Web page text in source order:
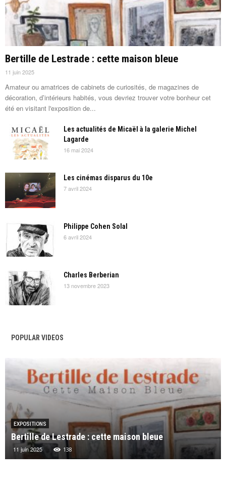
Bertille de Lestrade : cette maison bleue
11 juin 2025
Amateur ou amatrices de cabinets de curiosités, de magazines de
décoration, d’intérieurs habités, vous devriez trouver votre bonheur cet
été en visitant l'exposition de...
Les actualités de Micaël à la galerie Michel
Lagarde
16 mai 2024
Les cinémas disparus du 10e
7 avril 2024
Philippe Cohen Solal
6 avril 2024
Charles Berberian
13 novembre 2023
POPULAR VIDEOS
EXPOSITIONS
Bertille de Lestrade : cette maison bleue
11 juin 2025 138